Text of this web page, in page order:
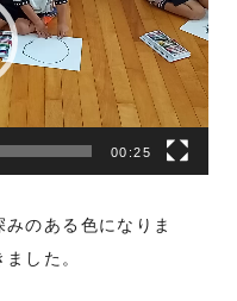
00:25
のある色になりま
した。